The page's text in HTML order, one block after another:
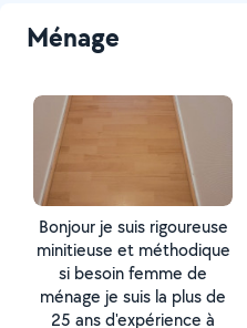
Ménage
Bonjour je suis rigoureuse
minitieuse et méthodique
si besoin femme de
ménage je suis la plus de
25 ans d'expérience à